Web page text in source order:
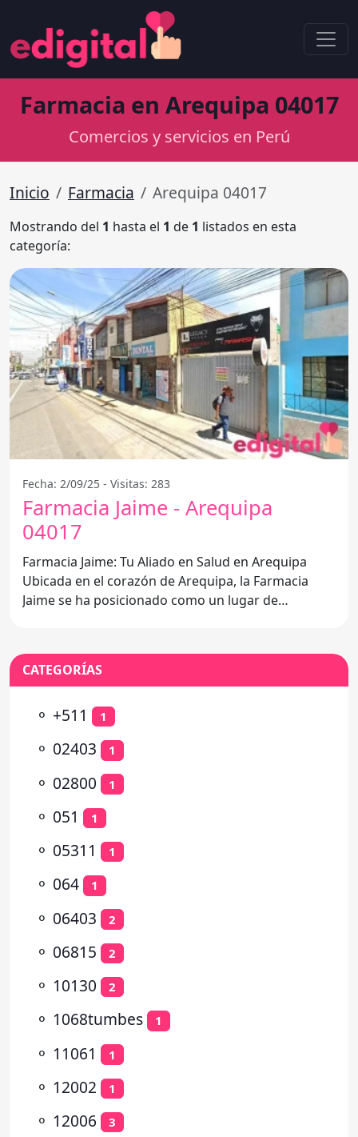
Farmacia en Arequipa 04017
Comercios y servicios en Perú
Inicio Farmacia Arequipa 04017
Mostrando del 1 hasta el 1 de 1 listados en esta
categoría:
Fecha: 2/09/25 - Visitas: 283
Farmacia Jaime - Arequipa
04017
Farmacia Jaime: Tu Aliado en Salud en Arequipa
Ubicada en el corazón de Arequipa, la Farmacia
Jaime se ha posicionado como un lugar de
CATEGORÍAS
⚬ +511 1
⚬ 02403 1
⚬ 02800 1
⚬ 051 1
⚬ 05311 1
⚬ 064 1
⚬ 06403 2
⚬ 06815 2
⚬ 10130 2
⚬ 1068tumbes 1
⚬ 11061 1
⚬ 12002 1
⚬ 12006 3